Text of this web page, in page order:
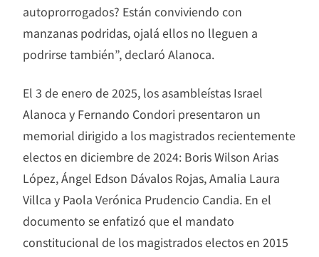
autoprorrogados? Están conviviendo con
manzanas podridas, ojalá ellos no lleguen a
podrirse también”, declaró Alanoca.
El 3 de enero de 2025, los asambleístas Israel
Alanoca y Fernando Condori presentaron un
memorial dirigido a los magistrados recientemente
electos en diciembre de 2024: Boris Wilson Arias
López, Ángel Edson Dávalos Rojas, Amalia Laura
Villca y Paola Verónica Prudencio Candia. En el
documento se enfatizó que el mandato
constitucional de los magistrados electos en 2015